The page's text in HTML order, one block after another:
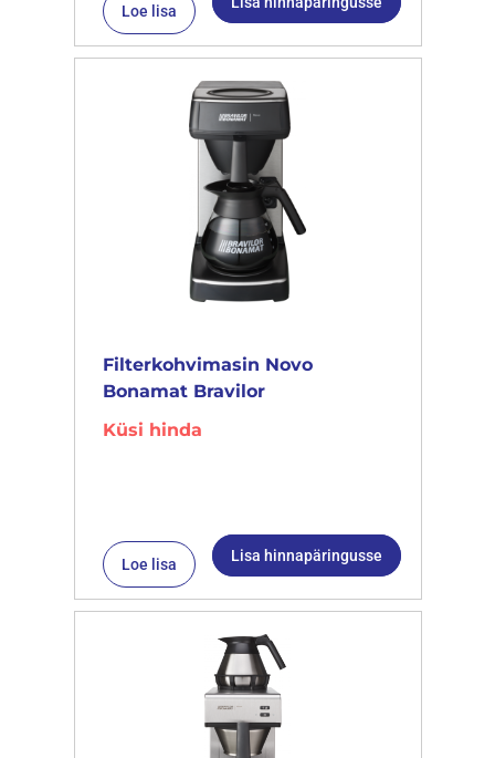
Loe lisa
Filterkohvimasin Novo
Bonamat Bravilor
Küsi hinda
Loe lisa Lisa hinnapäringusse